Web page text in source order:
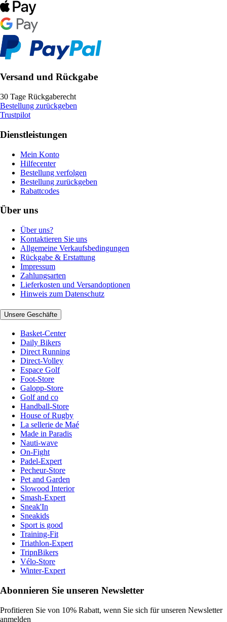
Versand und Rückgabe
30 Tage Rückgaberecht
Bestellung zurückgeben
Trustpilot
Dienstleistungen
Mein Konto
Hilfecenter
Bestellung verfolgen
Bestellung zurückgeben
Rabattcodes
Über uns
Über uns?
Kontaktieren Sie uns
Allgemeine Verkaufsbedingungen
Rückgabe & Erstattung
Impressum
Zahlungsarten
Lieferkosten und Versandoptionen
Hinweis zum Datenschutz
Unsere Geschäfte
Basket-Center
Daily Bikers
Direct Running
Direct-Volley
Espace Golf
Foot-Store
Galopp-Store
Golf and co
Handball-Store
House of Rugby
La sellerie de Maé
Made in Paradis
Nauti-wave
On-Fight
Padel-Expert
Pecheur-Store
Pet and Garden
Slowood Interior
Smash-Expert
Sneak'In
Sneakids
Sport is good
Training-Fit
Triathlon-Expert
TripnBikers
Vélo-Store
Winter-Expert
Abonnieren Sie unseren Newsletter
Profitieren Sie von 10% Rabatt, wenn Sie sich für unseren Newsletter
anmelden